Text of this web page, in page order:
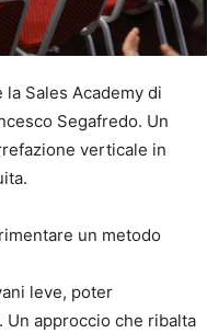
Sales Academy di
Segafredo. Un
verticale in
un metodo
leve, poter
approccio che ribalta